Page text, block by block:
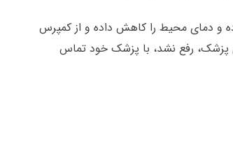
و دمای محیط را کاهش داده و از کمپرس
پزشک، رفع نشد، با پزشک خود تماس